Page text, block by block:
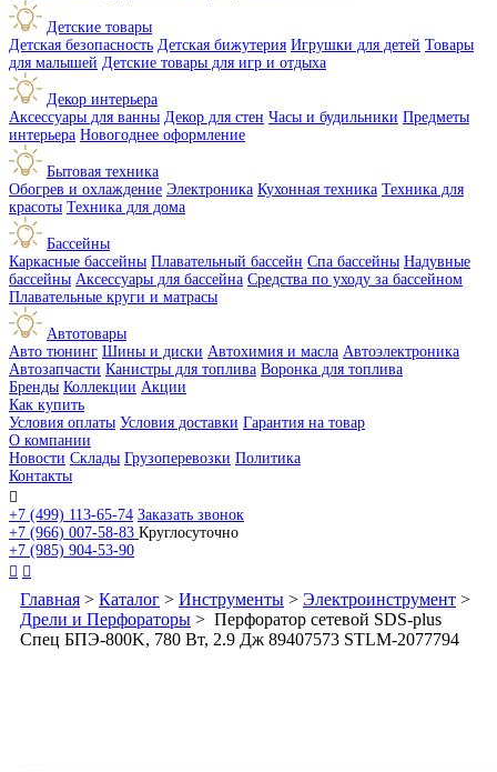
Детские товары
Детская безопасность Детская бижутерия Игрушки для детей Товары
для малышей Детские товары для игр и отдыха
Декор интерьера
Аксессуары для ванны Декор для стен Часы и будильники Предметы
интерьера Новогоднее оформление
Бытовая техника
Обогрев и охлаждение Электроника Кухонная техника Техника для
красоты Техника для дома
Бассейны
Каркасные бассейны Плавательный бассейн Спа бассейны Надувные
бассейны Аксессуары для бассейна Средства по уходу за бассейном
Плавательные круги и матрасы
Автотовары
Авто тюнинг Шины и диски Автохимия и масла Автоэлектроника
Автозапчасти Канистры для топлива Воронка для топлива
Бренды Коллекции Акции
Как купить
Условия оплаты Условия доставки Гарантия на товар
О компании
Новости Склады Грузоперевозки Политика
Контакты

+7 (499) 113-65-74 Заказать звонок
+7 (966) 007-58-83 Круглосуточно
+7 (985) 904-53-90
 
Главная > Каталог > Инструменты > Электроинструмент >
Дрели и Перфораторы > Перфоратор сетевой SDS-plus
Спец БПЭ-800K, 780 Вт, 2.9 Дж 89407573 STLM-2077794